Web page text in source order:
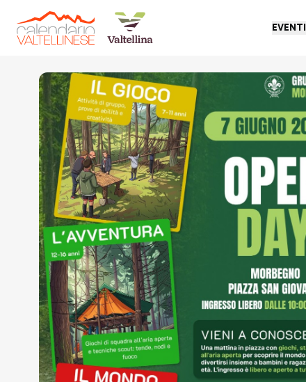
EVENTI
Torna indietro